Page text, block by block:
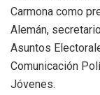
Carmona como
Alemán,
Asuntos
Comunicación
Jóvenes.